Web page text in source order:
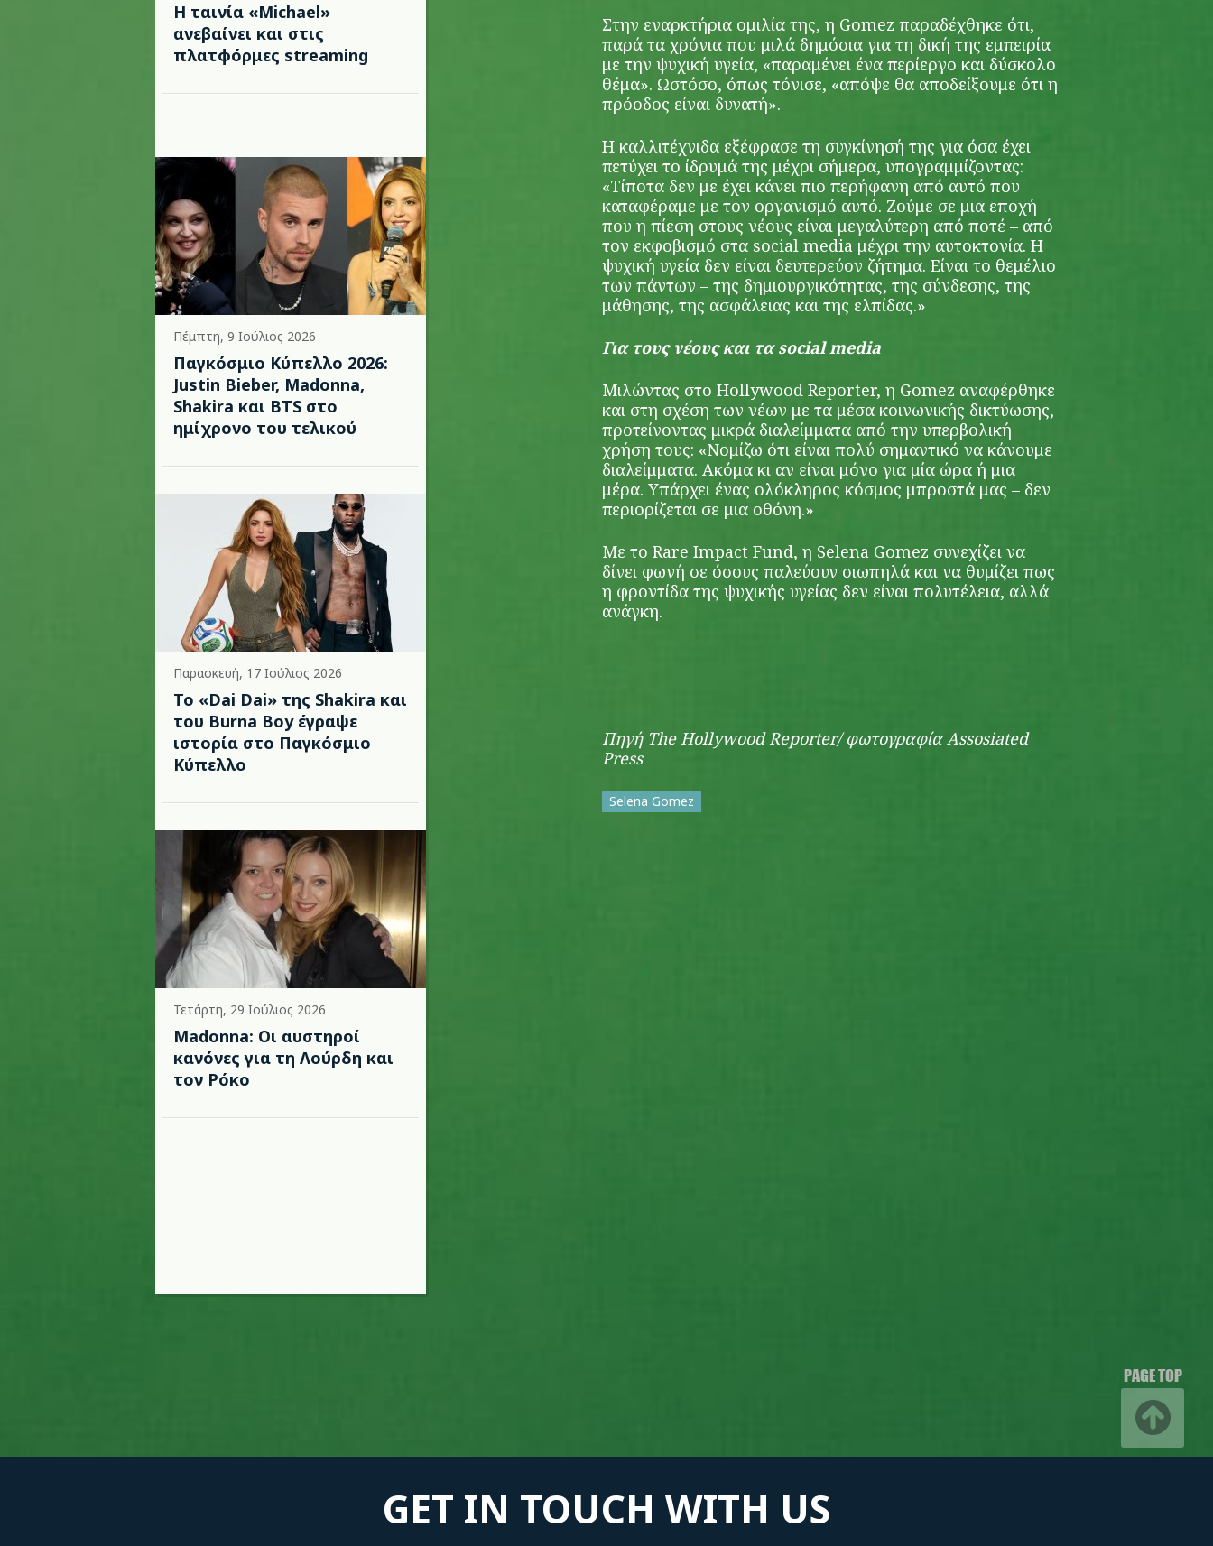
Η ταινία «Michael»
ανεβαίνει και στις
πλατφόρμες streaming
Πέμπτη, 9 Ιούλιος 2026
Παγκόσμιο Κύπελλο 2026:
Justin Bieber, Madonna,
Shakira και BTS στο
ημίχρονο του τελικού
Παρασκευή, 17 Ιούλιος 2026
To «Dai Dai» της Shakira και
του Burna Boy έγραψε
ιστορία στο Παγκόσμιο
Κύπελλο
Τετάρτη, 29 Ιούλιος 2026
Madonna: Οι αυστηροί
κανόνες για τη Λούρδη και
τον Ρόκο
Στην εναρκτήρια ομιλία της, η Gomez παραδέχθηκε ότι,
παρά τα χρόνια που μιλά δημόσια για τη δική της εμπειρία
με την ψυχική υγεία, «παραμένει ένα περίεργο και δύσκολο
θέμα». Ωστόσο, όπως τόνισε, «απόψε θα αποδείξουμε ότι η
πρόοδος είναι δυνατή».
Η καλλιτέχνιδα εξέφρασε τη συγκίνησή της για όσα έχει
πετύχει το ίδρυμά της μέχρι σήμερα, υπογραμμίζοντας:
«Τίποτα δεν με έχει κάνει πιο περήφανη από αυτό που
καταφέραμε με τον οργανισμό αυτό. Ζούμε σε μια εποχή
που η πίεση στους νέους είναι μεγαλύτερη από ποτέ – από
τον εκφοβισμό στα social media μέχρι την αυτοκτονία. Η
ψυχική υγεία δεν είναι δευτερεύον ζήτημα. Είναι το θεμέλιο
των πάντων – της δημιουργικότητας, της σύνδεσης, της
μάθησης, της ασφάλειας και της ελπίδας.»
Για τους νέους και τα social media
Μιλώντας στο Hollywood Reporter, η Gomez αναφέρθηκε
και στη σχέση των νέων με τα μέσα κοινωνικής δικτύωσης,
προτείνοντας μικρά διαλείμματα από την υπερβολική
χρήση τους: «Νομίζω ότι είναι πολύ σημαντικό να κάνουμε
διαλείμματα. Ακόμα κι αν είναι μόνο για μία ώρα ή μια
μέρα. Υπάρχει ένας ολόκληρος κόσμος μπροστά μας – δεν
περιορίζεται σε μια οθόνη.»
Με το Rare Impact Fund, η Selena Gomez συνεχίζει να
δίνει φωνή σε όσους παλεύουν σιωπηλά και να θυμίζει πως
η φροντίδα της ψυχικής υγείας δεν είναι πολυτέλεια, αλλά
ανάγκη.
Πηγή The Hollywood Reporter/ φωτογραφία Assosiated
Press
Selena Gomez
PAGE TOP
GET IN TOUCH WITH US